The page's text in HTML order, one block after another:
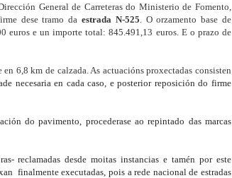
General de Carreteras do Ministerio de Fomento,
dese tramo da estrada N-525
O orzamento base de
e un importe total: 845.491,13 euros. E o prazo de
6,8 km de calzada. As actuacións proxectadas consisten
necesaria en cada caso, e posterior reposición do firme
do pavimento , procederase ao repintado das marcas
reclamadas desde moitas instancias e tamén por este
finalmente executadas, pois a rede nacional de estradas